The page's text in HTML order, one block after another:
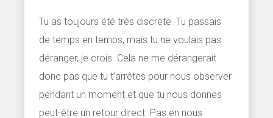
Tu as toujours été très discrète. Tu passais
de temps en temps, mais tu ne voulais pas
déranger, je crois. Cela ne me dérangerait
donc pas que tu t’arrêtes pour nous observer
pendant un moment et que tu nous donnes
peut-être un retour direct. Pas en nous